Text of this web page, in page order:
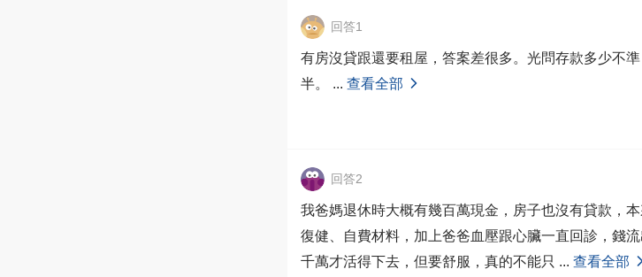
回答1
有房沒貸跟還要租屋，答案差很多。光問存款多少不
半。 ... 查看全部
回答2
我爸媽退休時大概有幾百萬現金，房子也沒有貸款，
復健、自費材料，加上爸爸血壓跟心臟一直回診，錢
千萬才活得下去，但要舒服，真的不能只 ... 查看全部